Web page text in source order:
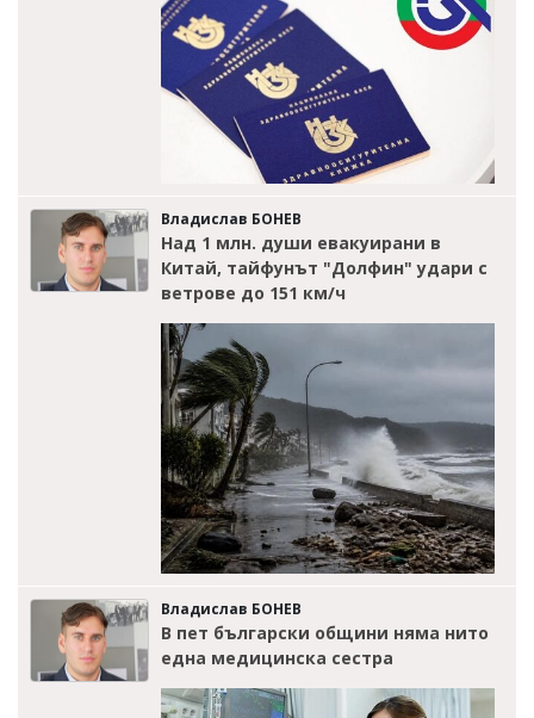
Владислав БОНЕВ
Над 1 млн. души евакуирани в
Китай, тайфунът "Долфин" удари с
ветрове до 151 км/ч
Владислав БОНЕВ
В пет български общини няма нито
една медицинска сестра